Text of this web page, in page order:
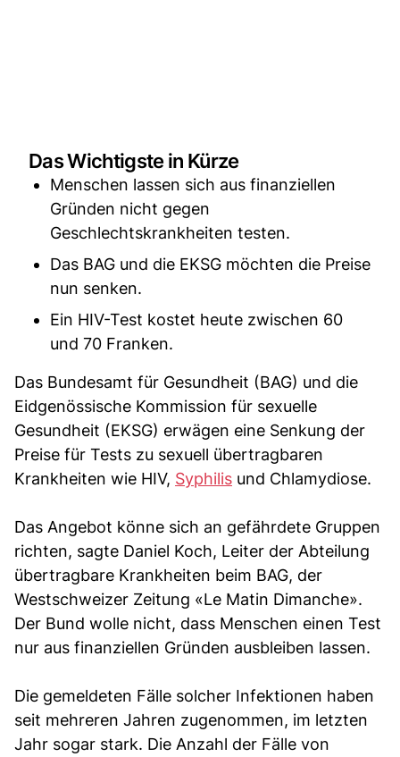
Das Wichtigste in Kürze
Menschen lassen sich aus finanziellen
Gründen nicht gegen
Geschlechtskrankheiten testen.
Das BAG und die EKSG möchten die Preise
nun senken.
Ein HIV-Test kostet heute zwischen 60
und 70 Franken.
Das Bundesamt für Gesundheit (BAG) und die
Eidgenössische Kommission für sexuelle
Gesundheit (EKSG) erwägen eine Senkung der
Preise für Tests zu sexuell übertragbaren
Krankheiten wie HIV, Syphilis und Chlamydiose.
Das Angebot könne sich an gefährdete Gruppen
richten, sagte Daniel Koch, Leiter der Abteilung
übertragbare Krankheiten beim BAG, der
Westschweizer Zeitung «Le Matin Dimanche».
Der Bund wolle nicht, dass Menschen einen Test
nur aus finanziellen Gründen ausbleiben lassen.
Die gemeldeten Fälle solcher Infektionen haben
seit mehreren Jahren zugenommen, im letzten
Jahr sogar stark. Die Anzahl der Fälle von